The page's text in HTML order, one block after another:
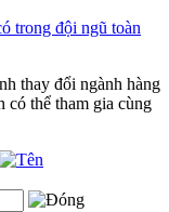
trong đội ngũ toàn
thay đổi ngành hàng
có thể tham gia cùng